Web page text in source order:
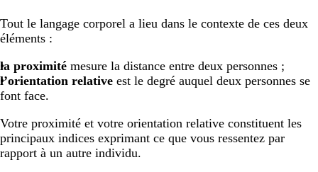
Tout le langage corporel a lieu dans le contexte de ces deux
éléments :
la proximité mesure la distance entre deux personnes ;
l’orientation relative est le degré auquel deux personnes se
font face.
Votre proximité et votre orientation relative constituent les
principaux indices exprimant ce que vous ressentez par
rapport à un autre individu.